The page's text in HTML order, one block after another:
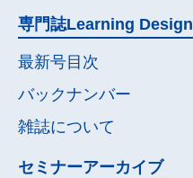
専門誌Learning Design
最新号目次
バックナンバー
雑誌について
セミナーアーカイブ